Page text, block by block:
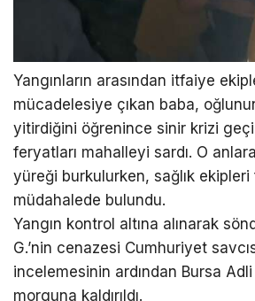
Yangınların arasından itfaiye
mücadelesiye çıkan baba,
yitirdiğini öğrenince sinir krizi
feryatları mahalleyi sardı. O
yüreği burkulurken, sağlık
müdahalede bulundu.
Yangın kontrol altına alınarak
G.’nin cenazesi Cumhuriyet
incelemesinin ardından Bursa Adli
morguna kaldırıldı.